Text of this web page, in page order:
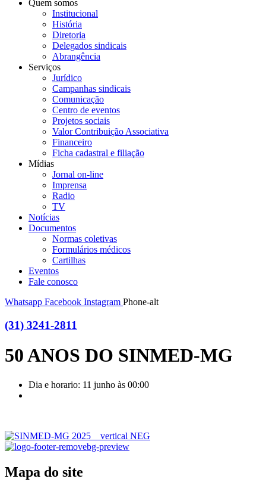
Quem somos
Institucional
História
Diretoria
Delegados sindicais
Abrangência
Serviços
Jurídico
Campanhas sindicais
Comunicação
Centro de eventos
Projetos sociais
Valor Contribuição Associativa
Financeiro
Ficha cadastral e filiação
Mídias
Jornal on-line
Imprensa
Radio
TV
Notícias
Documentos
Normas coletivas
Formulários médicos
Cartilhas
Eventos
Fale conosco
Whatsapp Facebook Instagram Phone-alt
(31) 3241-2811
50 ANOS DO SINMED-MG
Dia e horario: 11 junho às 00:00
Mapa do site